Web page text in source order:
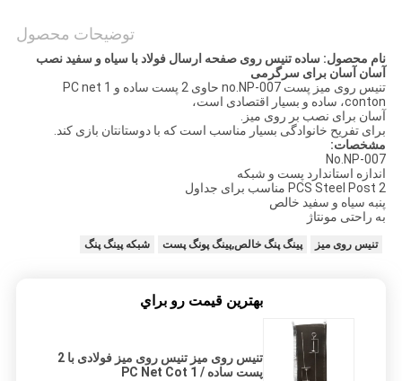
توضیحات محصول
نام محصول: ساده تنیس روی صفحه ارسال فولاد با سیاه و سفید نصب
آسان آسان برای سرگرمی
تنیس روی میز پست no.NP-007 حاوی 2 پست ساده و 1 PC net
conton، ساده و بسیار اقتصادی است،
آسان برای نصب بر روی میز.
برای تفریح ​​خانوادگی بسیار مناسب است که با دوستانتان بازی کند.
مشخصات:
No.NP-007
اندازه استاندارد پست و شبکه
2 PCS Steel Post مناسب برای جداول
پنبه سیاه و سفید خالص
به راحتی مونتاژ
تنیس روی میز پینگ پنگ خالص,پینگ پونگ پست شبکه پینگ پنگ
بهترين قيمت رو براي
تنیس روی میز تنیس روی میز فولادی با 2
پست ساده / 1 PC Net Cot